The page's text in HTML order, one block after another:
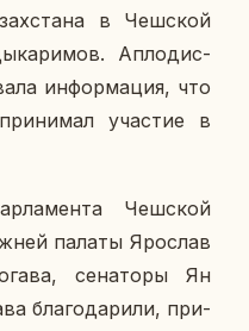
в Чеш­ской
Ап­ло­дис­
ин­фор­ма­ция, что
уча­стие в
Чеш­ской
палаты Яро­слав
се­на­то­ры Ян
бла­го­да­ри­ли, при­